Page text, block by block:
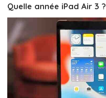
Quelle année iPad Air 3 ?